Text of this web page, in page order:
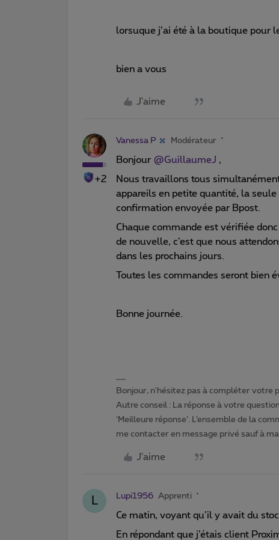
lorsuque j’ai été à la boutique pour
bien a vous
J'aime
+2
Vanessa P Modérateur
Bonjour ​ @GuillaumeJ ,
Nous travaillons tous
appareils en petite quantité, la
confirmation envoyée par Bpost.
Chaque commande est vérifiée
de nouvelle, c’est que nous
dans les prochains jours.
Toutes les commandes seront bien
Bonne journée.
Bonjour, n'hésitez pas à compléter votre
Autre conseil : La réponse à votre
‘Meilleure réponse’. L’ensemble de la
me contacter en message privé sauf à ma
J'aime
L Lupi1956 Apprenti
Ce matin, voyant qu’il y avait du
En répondant que j’étais client